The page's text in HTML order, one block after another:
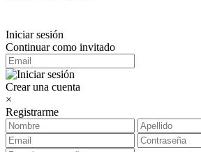
Iniciar sesión
Continuar como invitado
Crear una cuenta
×
Registrarme